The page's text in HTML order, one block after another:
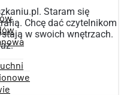
Staram się
Chcę dać czytelnikom
w swoich wnętrzach.